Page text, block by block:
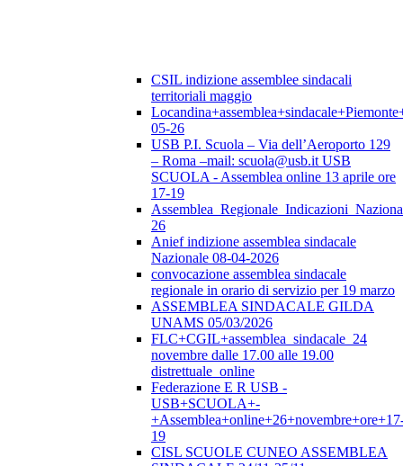
CSIL indizione assemblee sindacali
territoriali maggio
05-26
USB P.I. Scuola – Via dell’Aeroporto 129
– Roma –mail: scuola@usb.it USB
SCUOLA - Assemblea online 13 aprile ore
17-19
26
Anief indizione assemblea sindacale
Nazionale 08-04-2026
convocazione assemblea sindacale
regionale in orario di servizio per 19 marzo
ASSEMBLEA SINDACALE GILDA
UNAMS 05/03/2026
FLC+CGIL+assemblea_sindacale_24
novembre dalle 17.00 alle 19.00
distrettuale_online
Federazione E R USB -
USB+SCUOLA+-
19
CISL SCUOLE CUNEO ASSEMBLEA